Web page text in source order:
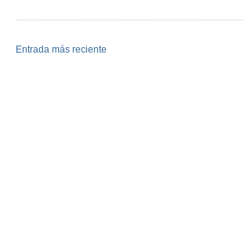
Entrada más reciente